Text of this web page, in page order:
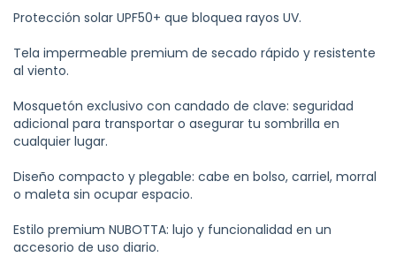
Protección solar UPF50+ que bloquea rayos UV.
Tela impermeable premium de secado rápido y resistente
al viento.
Mosquetón exclusivo con candado de clave: seguridad
adicional para transportar o asegurar tu sombrilla en
cualquier lugar.
Diseño compacto y plegable: cabe en bolso, carriel, morral
o maleta sin ocupar espacio.
Estilo premium NUBOTTA: lujo y funcionalidad en un
accesorio de uso diario.